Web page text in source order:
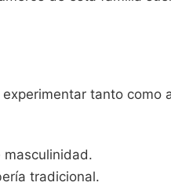
tanto como
masculinidad.
tradicional.